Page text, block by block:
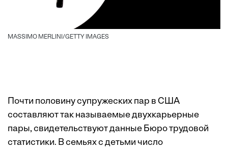
MASSIMO MERLINI/GETTY IMAGES
Почти половину супружеских пар в США
составляют так называемыедвухкарьерные
пары, свидетельствуют данные Бюро трудовой
статистики. В семьях с детьми число